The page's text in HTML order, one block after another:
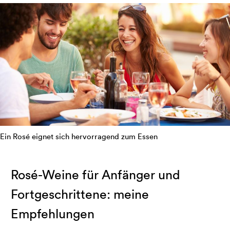
Ein Rosé eignet sich hervorragend zum Essen
Rosé-Weine für Anfänger und
Fortgeschrittene: meine
Empfehlungen